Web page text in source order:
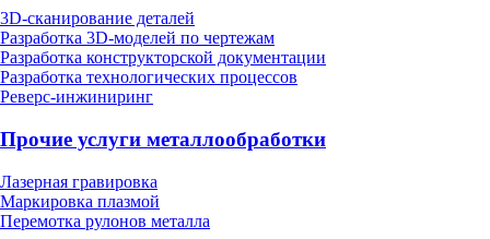
3D-сканирование деталей
Разработка 3D-моделей по чертежам
Разработка конструкторской документации
Разработка технологических процессов
Реверс-инжиниринг
Прочие услуги металлообработки
Лазерная гравировка
Маркировка плазмой
Перемотка рулонов металла